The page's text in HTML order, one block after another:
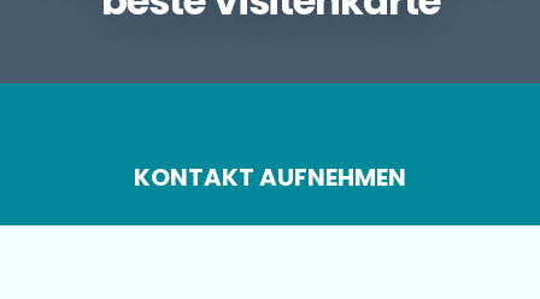
KONTAKT AUFNEHMEN